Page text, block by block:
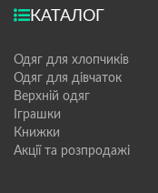
КАТАЛОГ
Одяг для хлопчиків
Одяг для дівчаток
Верхній одяг
Іграшки
Книжки
Акції та розпродажі